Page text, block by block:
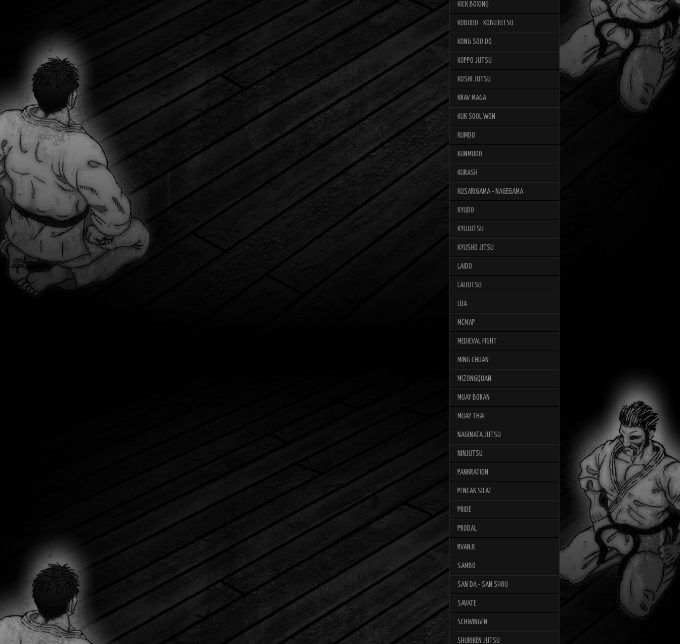
KICK BOXING
KOBUDO - KOBUJUTSU
KONG SOO DO
KOPPO JUTSU
KOSHI JUTSU
KRAV MAGA
KUK SOOL WON
KUMDO
KUNMUDO
KURASH
KUSARIGAMA - NAGEGAMA
KYUDO
KYUJUTSU
KYUSHO JITSU
LAIDO
LAIJUTSU
LUA
MCMAP
MEDIEVAL FIGHT
MING CHUAN
MIZONGQUAN
MUAY BORAN
MUAY THAI
NAGINATA JUTSU
NINJUTSU
PANKRATION
PENCAK SILAT
PRIDE
PRODAL
RVANJE
SAMBO
SAN DA - SAN SHOU
SAVATE
SCHWINGEN
SHURIKEN JUTSU